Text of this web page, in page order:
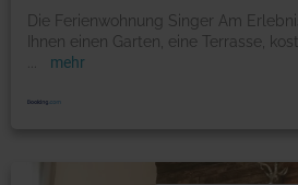
Die Ferienwohnung Singer Am
Ihnen einen Garten, eine Terrasse,
mehr